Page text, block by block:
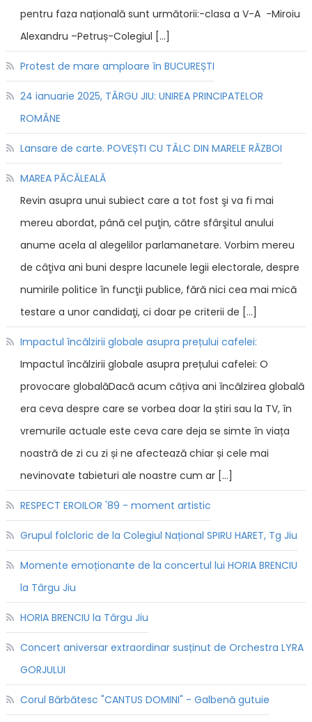
pentru faza națională sunt următorii:-clasa a V-A -Miroiu
Alexandru –Petruș-Colegiul […]
Protest de mare amploare în BUCUREȘTI
24 ianuarie 2025, TÂRGU JIU: UNIREA PRINCIPATELOR
ROMÂNE
Lansare de carte. POVEȘTI CU TÂLC DIN MARELE RĂZBOI
MAREA PĂCĂLEALĂ
Revin asupra unui subiect care a tot fost şi va fi mai
mereu abordat, până cel puţin, către sfârşitul anului
anume acela al alegelilor parlamanetare. Vorbim mereu
de câţiva ani buni despre lacunele legii electorale, despre
numirile politice în funcţii publice, fără nici cea mai mică
testare a unor candidaţi, ci doar pe criterii de […]
Impactul încălzirii globale asupra prețului cafelei:
Impactul încălzirii globale asupra prețului cafelei: O
provocare globalăDacă acum câțiva ani încălzirea globală
era ceva despre care se vorbea doar la știri sau la TV, în
vremurile actuale este ceva care deja se simte în viața
noastră de zi cu zi și ne afectează chiar și cele mai
nevinovate tabieturi ale noastre cum ar […]
RESPECT EROILOR '89 - moment artistic
Grupul folcloric de la Colegiul Național SPIRU HARET, Tg Jiu
Momente emoționante de la concertul lui HORIA BRENCIU
la Târgu Jiu
HORIA BRENCIU la Târgu Jiu
Concert aniversar extraordinar susținut de Orchestra LYRA
GORJULUI
Corul Bărbătesc "CANTUS DOMINI" - Galbenă gutuie